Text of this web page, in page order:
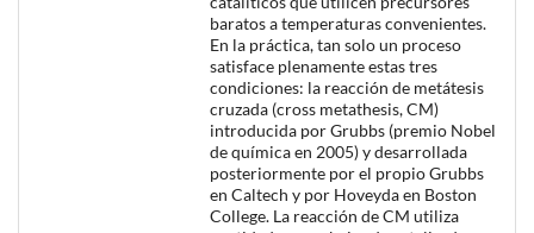
baratos a temperaturas convenientes.
En la práctica, tan solo un proceso
satisface plenamente estas tres
condiciones: la reacción de metátesis
cruzada (cross metathesis, CM)
introducida por Grubbs (premio Nobel
de química en 2005) y desarrollada
posteriormente por el propio Grubbs
en Caltech y por Hoveyda en Boston
College. La reacción de CM utiliza